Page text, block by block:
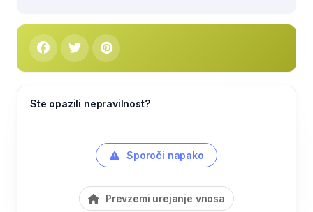
Ste opazili nepravilnost?
Sporoči napako
Prevzemi urejanje vnosa